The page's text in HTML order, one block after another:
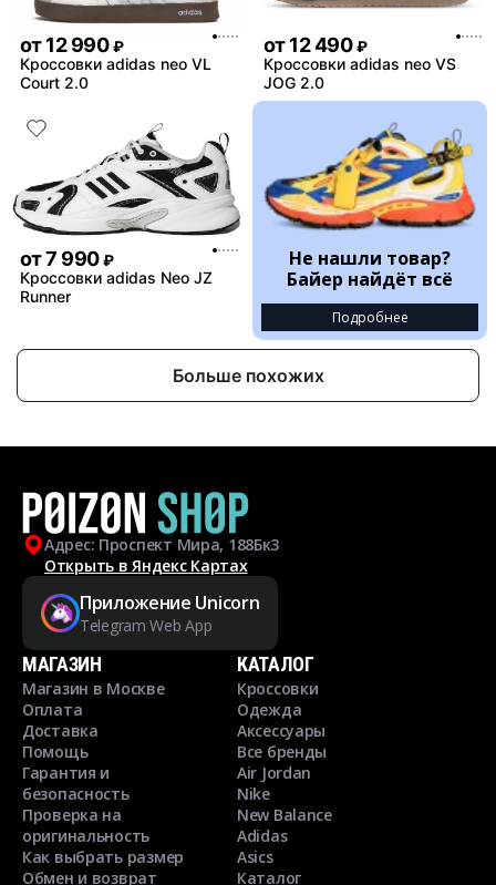
от12 990 ₽
Кроссовки adidas neo VL
Court 2.0
от12 490 ₽
Кроссовки adidas neo VS
JOG 2.0
от7 990 ₽
Кроссовки adidas Neo JZ
Runner
Не нашли товар?
Байер найдёт всё
Подробнее
Больше похожих
Адрес: Проспект Мира, 188Бк3
Открыть в Яндекс Картах
Приложение Unicorn
Telegram Web App
МАГАЗИН
Магазин в Москве
Оплата
Доставка
Помощь
Гарантия и
безопасность
Проверка на
оригинальность
Как выбрать размер
Обмен и возврат
КАТАЛОГ
Кроссовки
Одежда
Аксессуары
Все бренды
Air Jordan
Nike
New Balance
Adidas
Asics
Каталог